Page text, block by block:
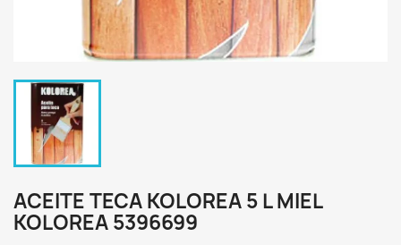
ACEITE TECA KOLOREA 5 L MIEL
KOLOREA 5396699